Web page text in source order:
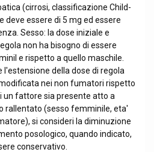
(cirrosi, classificazione Child-
deve essere di 5 mg ed essere
Sesso: la dose iniziale e
non ha bisogno di essere
e rispetto a quello maschile.
l'estensione della dose di regola
nei non fumatori rispetto
un fattore sia presente atto a
rallentato (sesso femminile, eta'
si consideri la diminuzione
posologico, quando indicato,
conservativo.